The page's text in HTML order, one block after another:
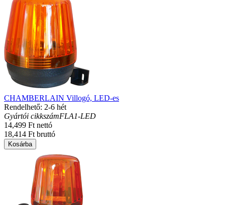
CHAMBERLAIN Villogó, LED-es
Rendelhető: 2-6 hét
Gyártói cikkszámFLA1-LED
14,499 Ft nettó
18,414 Ft bruttó
Kosárba